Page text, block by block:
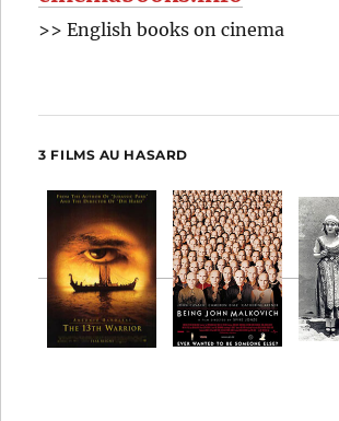
>> English books on cinema
3 FILMS AU HASARD